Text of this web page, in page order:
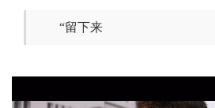
“留下来